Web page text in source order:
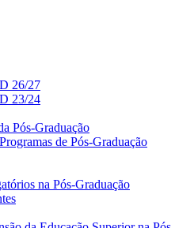
26/27
23/24
Pós-Graduação
de Pós-Graduação
na Pós-Graduação